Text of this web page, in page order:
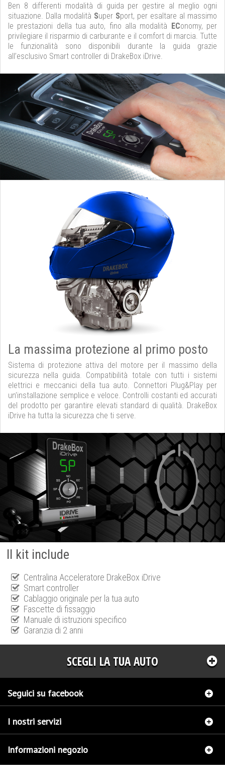
Ben 8 differenti modalità di guida per gestire al meglio ogni
situazione. Dalla modalità Super Sport, per esaltare al massimo
le prestazioni della tua auto, fino alla modalità EConomy, per
privilegiare il risparmio di carburante e il comfort di marcia. Tutte
le funzionalità sono disponibili durante la guida grazie
all’esclusivo Smart controller di DrakeBox iDrive.
La massima protezione al primo posto
Sistema di protezione attiva del motore per il massimo della
sicurezza nella guida. Compatibilità totale con tutti i sistemi
elettrici e meccanici della tua auto. Connettori Plug&Play per
un’installazione semplice e veloce. Controlli costanti ed accurati
del prodotto per garantire elevati standard di qualità. DrakeBox
iDrive ha tutta la sicurezza che ti serve.
Il kit include
Centralina Acceleratore DrakeBox iDrive
Smart controller
Cablaggio originale per la tua auto
Fascette di fissaggio
Manuale di istruzioni specifico
Garanzia di 2 anni
SCEGLI LA TUA AUTO
Seguici su facebook
I nostri servizi
Informazioni negozio